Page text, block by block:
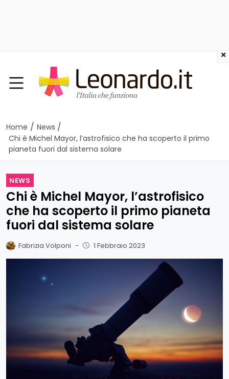
Home / News /
Chi è Michel Mayor, l’astrofisico che ha scoperto il primo
pianeta fuori dal sistema solare
NEWS
Chi è Michel Mayor, l’astrofisico
che ha scoperto il primo pianeta
fuori dal sistema solare
Fabrizia Volponi - 1 Febbraio 2023
×